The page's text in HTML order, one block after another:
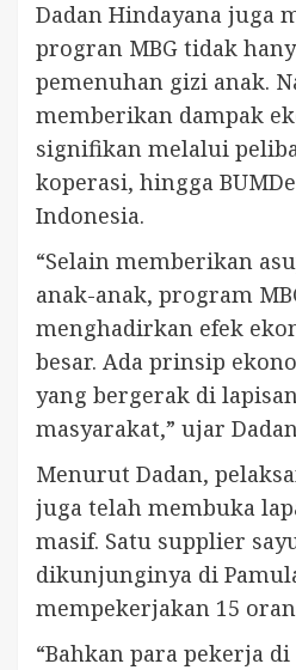
Dadan Hindayana juga
progran MBG tidak
pemenuhan gizi anak.
memberikan dampak
signifikan melalui
koperasi, hingga
Indonesia.
“Selain memberikan
anak-anak, program
menghadirkan efek
besar. Ada prinsip
yang bergerak di
masyarakat,” ujar
Menurut Dadan,
juga telah membuka
masif. Satu supplier
dikunjunginya di
mempekerjakan 15
“Bahkan para pekerja